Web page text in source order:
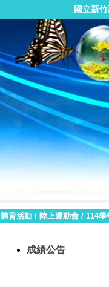
國立新
體育活動 / 陸上運動會 / 114學
成績公告